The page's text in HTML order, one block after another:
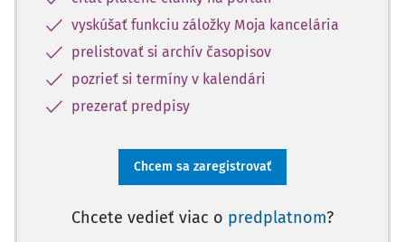
vyskúšať funkciu záložky Moja kancelária
prelistovať si archív časopisov
pozrieť si termíny v kalendári
prezerať predpisy
Chcem sa zaregistrovať
Chcete vedieť viac o predplatnom?